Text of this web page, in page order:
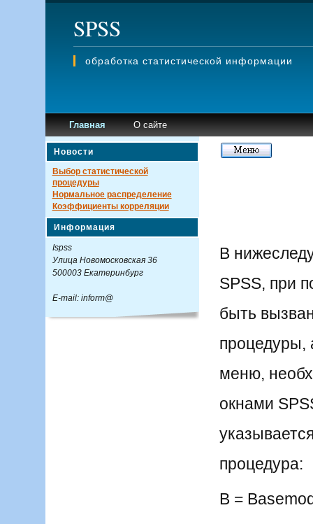
SPSS
обработка статистической информации
Главная О сайте
В
SPSS, при
быть
процедуры,
меню,
окнами
процедура:
В =
Новости
Выбор статистической
процедуры
Нормальное распределение
Коэффициенты корреляции
Информация
Ispss
Улица Новомосковская 36
500003 Екатеринбург
E-mail: inform@